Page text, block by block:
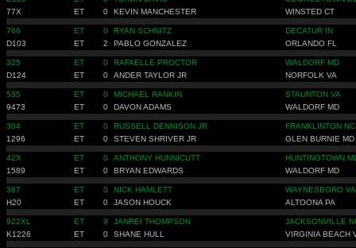
77X
ET 0 KEVIN MANCHESTER WINSTED CT
766 ET 0 RYAN SCHNITZ
DECATUR IN
D103
ET 2 PABLO GONZALEZ ORLANDO FL
325 ET 0 RAFAELLE PROCTOR
WALDORF MD
D124
ET 0 ANDER TAYLOR JR NORFOLK VA
535 ET 0 MICHAEL RANKIN
STAUNTON VA
9473
ET 0 DAVON ADAMS WALDORF MD
304 ET 0 RUSSELL DENNISON JR
FRANKLINTON NC
1296
ET 0 STEVEN SHRIVER JR GLEN BURNIE MD
42X ET 0 ANTHONY HUNNICUTT
HUNTINGTOWN
1589
ET 0 BRYAN EDWARDS WALDORF MD
387 ET 0 NICK HAMLETT
WAYNESBORO VA
H20
ET 0 JASON HOUCK ALTOONA PA
922XL ET 9 JANREI THOMPSON
JACKSONVILLE
K1226
ET 0 SHANE HULL VIRGINIA BEACH